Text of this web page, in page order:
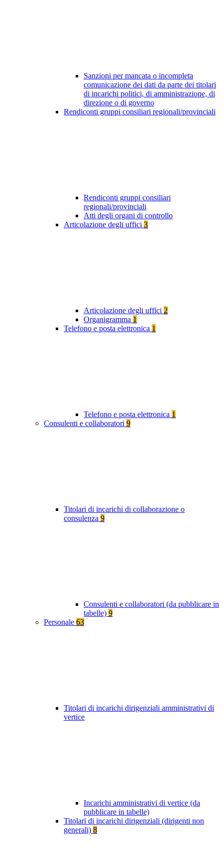
Sanzioni per mancata o incompleta
comunicazione dei dati da parte dei titolari
di incarichi politici, di amministrazione, di
direzione o di governo
Rendiconti gruppi consiliari regionali/provinciali
Rendiconti gruppi consiliari
regionali/provinciali
Atti degli organi di controllo
Articolazione degli uffici 3
Articolazione degli uffici 2
Organigramma 1
Telefono e posta elettronica 1
Telefono e posta elettronica 1
Consulenti e collaboratori 9
Titolari di incarichi di collaborazione o
consulenza 9
Consulenti e collaboratori (da pubblicare in
tabelle) 9
Personale 63
Titolari di incarichi dirigenziali amministrativi di
vertice
Incarichi amministrativi di vertice (da
pubblicare in tabelle)
Titolari di incarichi dirigenziali (dirigenti non
generali) 8